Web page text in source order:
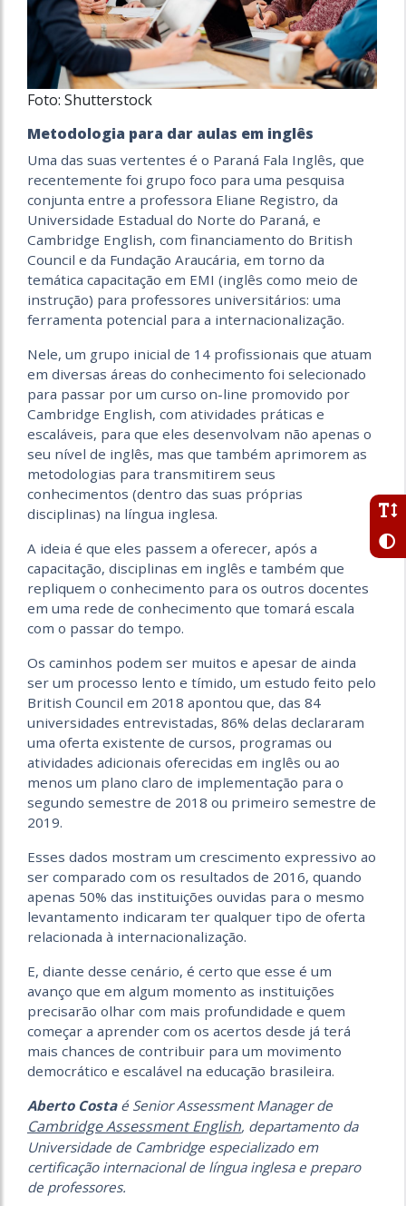
Foto: Shutterstock
Metodologia para dar aulas em inglês
Uma das suas vertentes é o Paraná Fala Inglês, que
recentemente foi grupo foco para uma pesquisa
conjunta entre a professora Eliane Registro, da
Universidade Estadual do Norte do Paraná, e
Cambridge English, com financiamento do British
Council e da Fundação Araucária, em torno da
temática capacitação em EMI (inglês como meio de
instrução) para professores universitários: uma
ferramenta potencial para a internacionalização.
Nele, um grupo inicial de 14 profissionais que atuam
em diversas áreas do conhecimento foi selecionado
para passar por um curso on-line promovido por
Cambridge English, com atividades práticas e
escaláveis, para que eles desenvolvam não apenas o
seu nível de inglês, mas que também aprimorem as
metodologias para transmitirem seus
conhecimentos (dentro das suas próprias
disciplinas) na língua inglesa.
A ideia é que eles passem a oferecer, após a
capacitação, disciplinas em inglês e também que
repliquem o conhecimento para os outros docentes
em uma rede de conhecimento que tomará escala
com o passar do tempo.
Os caminhos podem ser muitos e apesar de ainda
ser um processo lento e tímido, um estudo feito pelo
British Council em 2018 apontou que, das 84
universidades entrevistadas, 86% delas declararam
uma oferta existente de cursos, programas ou
atividades adicionais oferecidas em inglês ou ao
menos um plano claro de implementação para o
segundo semestre de 2018 ou primeiro semestre de
2019.
Esses dados mostram um crescimento expressivo ao
ser comparado com os resultados de 2016, quando
apenas 50% das instituições ouvidas para o mesmo
levantamento indicaram ter qualquer tipo de oferta
relacionada à internacionalização.
E, diante desse cenário, é certo que esse é um
avanço que em algum momento as instituições
precisarão olhar com mais profundidade e quem
começar a aprender com os acertos desde já terá
mais chances de contribuir para um movimento
democrático e escalável na educação brasileira.
Aberto Costaé Senior Assessment Manager de
Cambridge Assessment English, departamento da
Universidade de Cambridge especializado em
certificação internacional de língua inglesa e preparo
de professores.